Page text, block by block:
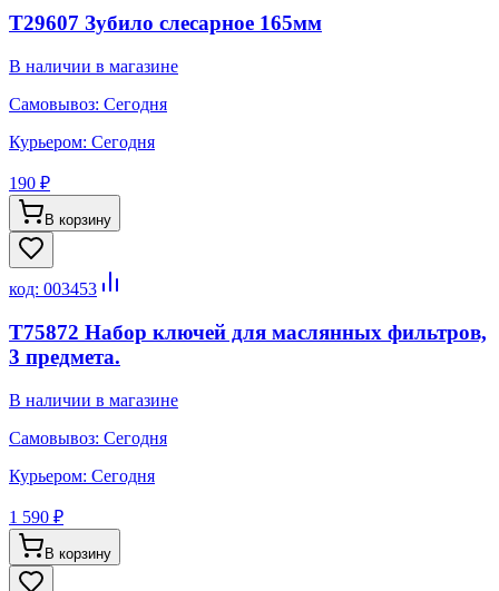
T29607 Зубило слесарное 165мм
В наличии в магазине
Самовывоз: Сегодня
Курьером: Сегодня
190 ₽
В корзину
код: 003453
T75872 Набор ключей для маслянных фильтров,
3 предмета.
В наличии в магазине
Самовывоз: Сегодня
Курьером: Сегодня
1 590 ₽
В корзину